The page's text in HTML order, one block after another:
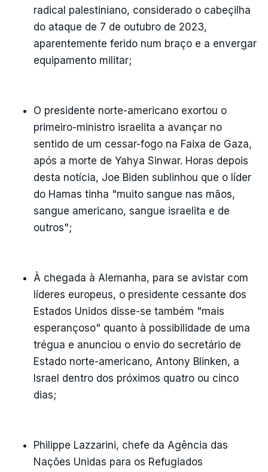
radical palestiniano, considerado o cabeçilha
do ataque de 7 de outubro de 2023,
aparentemente ferido num braço e a envergar
equipamento militar;
O presidente norte-americano exortou o
primeiro-ministro israelita a avançar no
sentido de um cessar-fogo na Faixa de Gaza,
após a morte de Yahya Sinwar. Horas depois
desta notícia, Joe Biden sublinhou que o líder
do Hamas tinha "muito sangue nas mãos,
sangue americano, sangue israelita e de
outros";
À chegada à Alemanha, para se avistar com
líderes europeus, o presidente cessante dos
Estados Unidos disse-se também "mais
esperançoso" quanto à possibilidade de uma
trégua e anunciou o envio do secretário de
Estado norte-americano, Antony Blinken, a
Israel dentro dos próximos quatro ou cinco
dias;
Philippe Lazzarini, chefe da Agência das
Nações Unidas para os Refugiados